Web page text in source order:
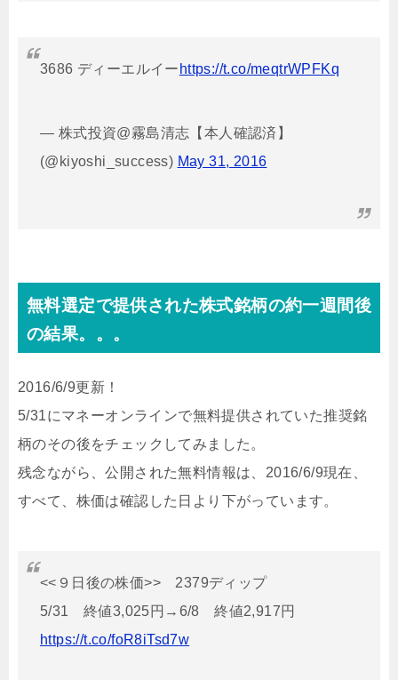
3686 ディーエルイー https://t.co/meqtrWPFKq
— 株式投資@霧島清志【本人確認済】
(@kiyoshi_success) May 31, 2016
無料選定で提供された株式銘柄の約一週間後
の結果。。。
2016/6/9更新！
5/31にマネーオンラインで無料提供されていた推奨銘
柄のその後をチェックしてみました。
残念ながら、公開された無料情報は、2016/6/9現在、
すべて、株価は確認した日より下がっています。
<<９日後の株価>> 2379ディップ
5/31 終値3,025円→6/8 終値2,917円
https://t.co/foR8iTsd7w